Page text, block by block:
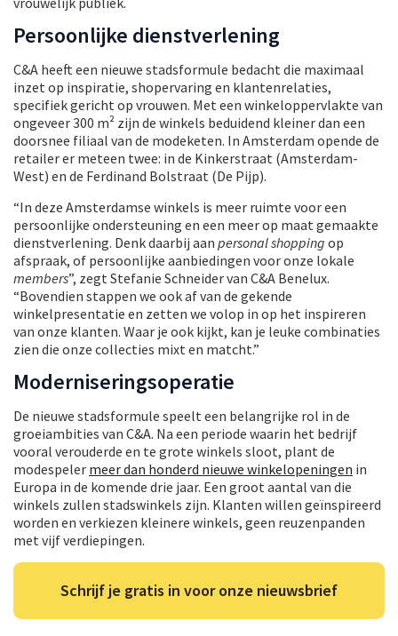
Persoonlijke dienstverlening
C&A heeft een nieuwe stadsformule bedacht die maximaal
inzet op inspiratie, shopervaring en klantenrelaties,
specifiek gericht op vrouwen. Met een winkeloppervlakte van
ongeveer 300 m² zijn de winkels beduidend kleiner dan een
doorsnee filiaal van de modeketen. In Amsterdam opende de
retailer er meteen twee: in de Kinkerstraat (Amsterdam-
West) en de Ferdinand Bolstraat (De Pijp).
“In deze Amsterdamse winkels is meer ruimte voor een
persoonlijke ondersteuning en een meer op maat gemaakte
dienstverlening. Denk daarbij aan personal shopping op
afspraak, of persoonlijke aanbiedingen voor onze lokale
members”, zegt Stefanie Schneider van C&A Benelux.
“Bovendien stappen we ook af van de gekende
winkelpresentatie en zetten we volop in op het inspireren
van onze klanten. Waar je ook kijkt, kan je leuke combinaties
zien die onze collecties mixt en matcht.”
Moderniseringsoperatie
De nieuwe stadsformule speelt een belangrijke rol in de
groeiambities van C&A. Na een periode waarin het bedrijf
vooral verouderde en te grote winkels sloot, plant de
modespeler meer dan honderd nieuwe winkelopeningen in
Europa in de komende drie jaar. Een groot aantal van die
winkels zullen stadswinkels zijn. Klanten willen geïnspireerd
worden en verkiezen kleinere winkels, geen reuzenpanden
met vijf verdiepingen.
Schrijf je gratis in voor onze nieuwsbrief